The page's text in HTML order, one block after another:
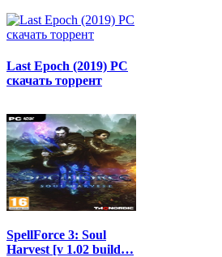
Last Epoch (2019) PC
скачать торрент
SpellForce 3: Soul
Harvest [v 1.02 build…